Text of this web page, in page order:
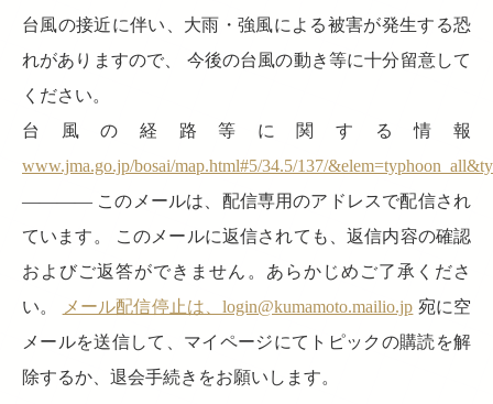
台風の接近に伴い、大雨・強風による被害が発生する恐
れがありますので、 今後の台風の動き等に十分留意して
ください。
台風の経路等に関する情報
www.jma.go.jp/bosai/map.html#5/34.5/137/
———— このメールは、配信専用のアドレスで配信され
ています。 このメールに返信されても、返信内容の確認
およびご返答ができません。あらかじめご了承くださ
い。
メール配信停止は、login@kumamoto.mailio.jp 宛に空
メールを送信して、マイページにてトピックの購読を解
除するか、退会手続きをお願いします。